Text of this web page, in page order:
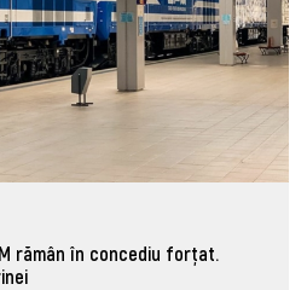
rămân în concediu forţat.